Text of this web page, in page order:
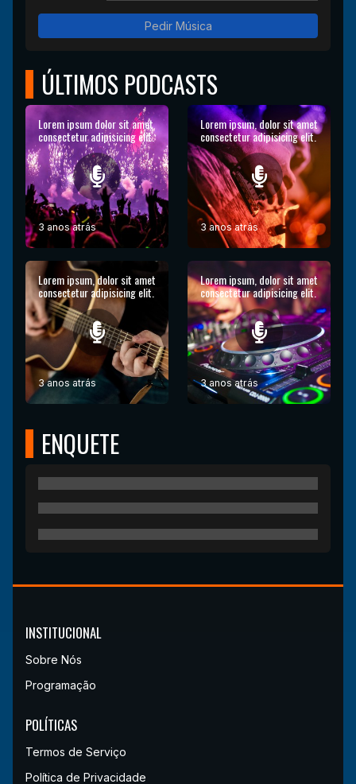
Pedir Música
ÚLTIMOS PODCASTS
Lorem ipsum dolor sit amet
consectetur adipisicing elit.
3 anos atrás
Lorem ipsum, dolor sit amet
consectetur adipisicing elit.
3 anos atrás
Lorem ipsum, dolor sit amet
consectetur adipisicing elit.
3 anos atrás
Lorem ipsum, dolor sit amet
consectetur adipisicing elit.
3 anos atrás
ENQUETE
INSTITUCIONAL
Sobre Nós
Programação
POLÍTICAS
Termos de Serviço
Política de Privacidade